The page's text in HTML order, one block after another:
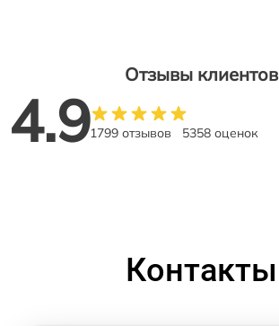
Отзывы клиентов
4.91799 отзывов 5358 оценок
Контакты